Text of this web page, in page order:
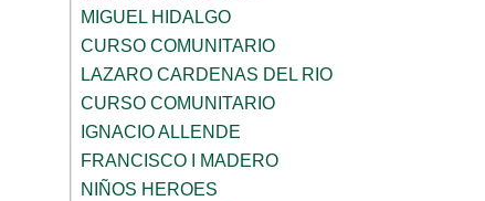
MIGUEL HIDALGO
CURSO COMUNITARIO
LAZARO CARDENAS DEL RIO
CURSO COMUNITARIO
IGNACIO ALLENDE
FRANCISCO I MADERO
NIÑOS HEROES